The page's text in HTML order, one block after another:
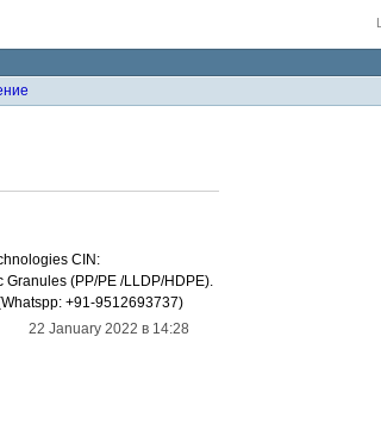
CIN:
(PP/PE /LLDP/HDPE).
+91-9512693737)
22 January 2022 в 14:28